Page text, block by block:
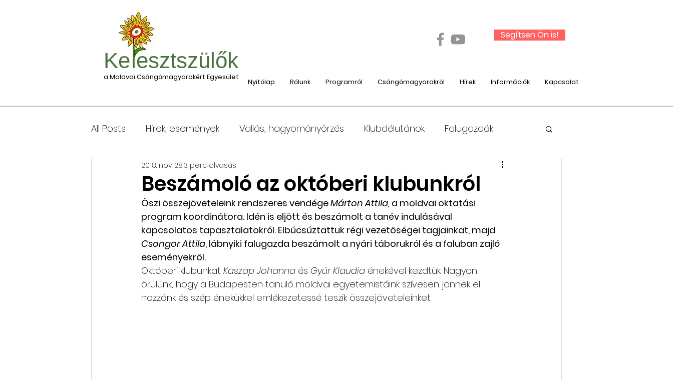
Segítsen Ön is!
Nyitólap Rólunk Programról Csángómagyarokról Hírek Információk Kapcsolat
Ke esztszülők
a Moldvai Csángómagyarokért Egyesület
All Posts Hírek, események Vallás, hagyományőrzés Klubdélutánok Falugazdák
Csomagleadás, érkezése Moldvába
Keresztgyerekek levélcíme Nyaralás, táboroztatás Szociális és jótékonysági munka
Rólunk szól: cikkek, videók Csángó témájú könyv, videó Utazások Moldvába Galéria
Oktatás, továbbképzés Keresztszülő-portré Várjuk történeteiket!
Beszámoló az októberi klubunkról
2018. nov. 28.3 perc olvasás
Őszi összejöveteleink rendszeres vendége Márton Attila, a moldvai oktatási
program koordinátora. Idén is eljött és beszámolt a tanév indulásával
kapcsolatos tapasztalatokról. Elbúcsúztattuk régi vezetőségei tagjainkat, majd
Csongor Attila, lábnyiki falugazda beszámolt a nyári táborukról és a faluban zajló
eseményekről.
Októberi klubunkat Kaszap Johanna és Gyúr Klaudia énekével kezdtük. Nagyon
örülünk, hogy a Budapesten tanuló moldvai egyetemistáink szívesen jönnek el
hozzánk és szép énekükkel emlékezetessé teszik összejöveteleinket.